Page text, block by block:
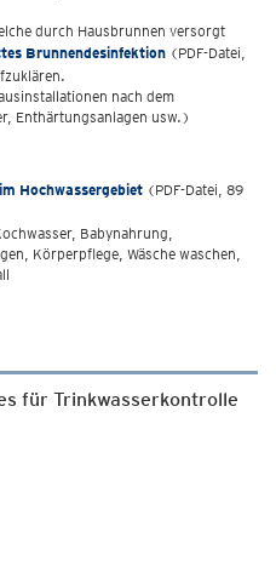
durch Hausbrunnen versorgt
Brunnendesinfektion (PDF-Datei,
nach dem
Enthärtungsanlagen usw.)
Hochwassergebiet (PDF-Datei, 89
Babynahrung,
Körperpflege, Wäsche waschen,
für Trinkwasserkontrolle